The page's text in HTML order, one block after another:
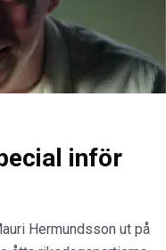
inför
Hermundsson ut på